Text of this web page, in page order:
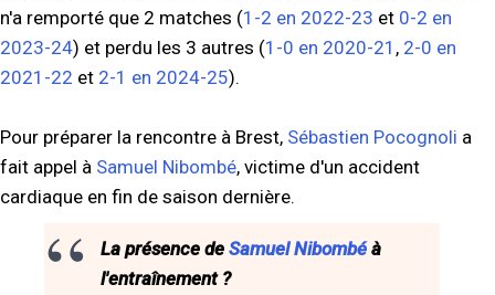
n'a remporté que 2 matches (1-2 en 2022-23 et 0-2 en
2023-24) et perdu les 3 autres (1-0 en 2020-21 , 2-0 en
2021-22 et 2-1 en 2024-25).
Pour préparer la rencontre à Brest, Sébastien Pocognoli a
fait appel à Samuel Nibombé, victime d'un accident
cardiaque en fin de saison dernière.
La présence de Samuel Nibombéà
l'entraînement ?